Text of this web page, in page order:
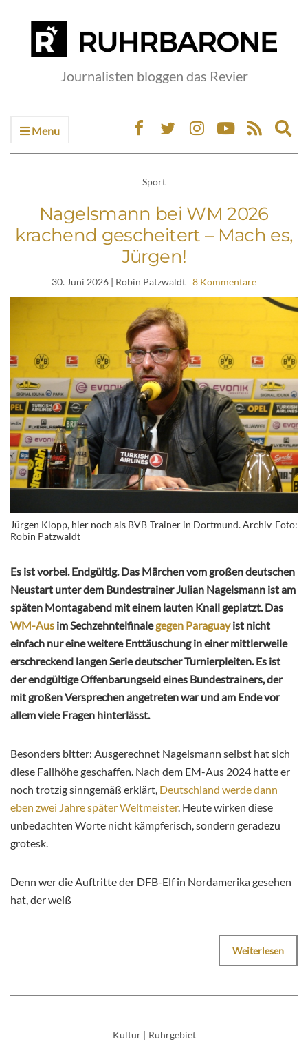
Journalisten bloggen das Revier
Menu
Sport
Nagelsmann bei WM 2026
krachend gescheitert – Mach es,
Jürgen!
30. Juni 2026 | Robin Patzwaldt 8 Kommentare
Jürgen Klopp, hier noch als BVB-Trainer in Dortmund. Archiv-Foto:
Robin Patzwaldt
Es ist vorbei. Endgültig. Das Märchen vom großen deutschen
Neustart unter dem Bundestrainer Julian Nagelsmann ist am
späten Montagabend mit einem lauten Knall geplatzt. Das
WM-Aus im Sechzehntelfinalegegen Paraguayist nicht
einfach nur eine weitere Enttäuschung in einer mittlerweile
erschreckend langen Serie deutscher Turnierpleiten. Es ist
der endgültige Offenbarungseid eines Bundestrainers, der
mit großen Versprechen angetreten war und am Ende vor
allem viele Fragen hinterlässt.
Besonders bitter: Ausgerechnet Nagelsmann selbst hat sich
diese Fallhöhe geschaffen. Nach dem EM-Aus 2024 hatte er
noch trotzig sinngemäß erklärt, Deutschland werde dann
eben zwei Jahre später Weltmeister. Heute wirken diese
unbedachten Worte nicht kämpferisch, sondern geradezu
grotesk.
Denn wer die Auftritte der DFB-Elf in Nordamerika gesehen
hat, der weiß
Weiterlesen
Kultur | Ruhrgebiet